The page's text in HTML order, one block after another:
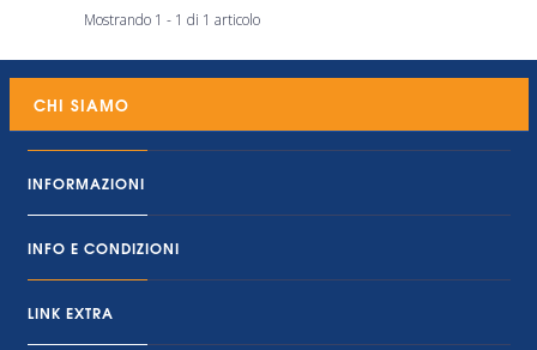
Mostrando 1 - 1 di 1 articolo
CHI SIAMO
INFORMAZIONI
INFO E CONDIZIONI
LINK EXTRA